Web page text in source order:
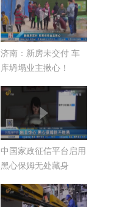
济南：新房未交付 车
库坍塌业主揪心！
中国家政征信平台启用
黑心保姆无处藏身